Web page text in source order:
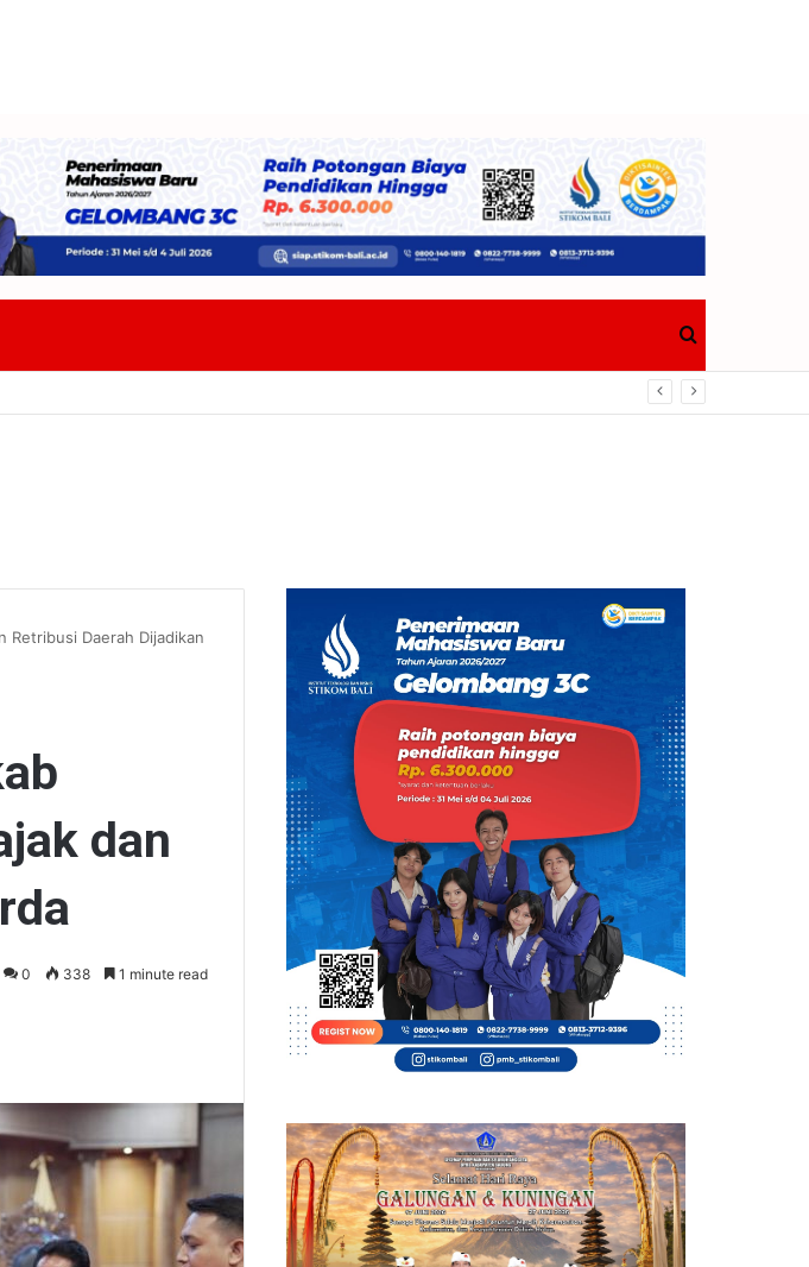
for
2027 Tekankan Program Harus Berdampak Nyata Bagi Masyarakat
Retribusi Daerah Dijadikan
dan
0 338 1 minute read